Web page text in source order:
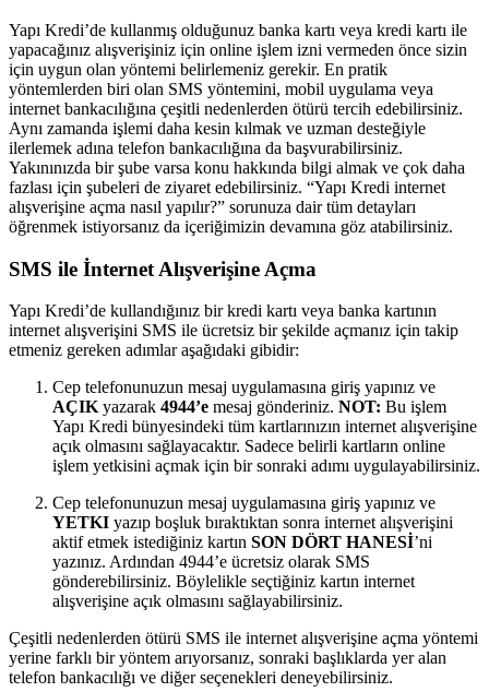
Yapı Kredi’de kullanmış olduğunuz banka kartı veya kredi kartı ile
yapacağınız alışverişiniz için online işlem izni vermeden önce sizin
için uygun olan yöntemi belirlemeniz gerekir. En pratik
yöntemlerden biri olan SMS yöntemini, mobil uygulama veya
internet bankacılığına çeşitli nedenlerden ötürü tercih edebilirsiniz.
Aynı zamanda işlemi daha kesin kılmak ve uzman desteğiyle
ilerlemek adına telefon bankacılığına da başvurabilirsiniz.
Yakınınızda bir şube varsa konu hakkında bilgi almak ve çok daha
fazlası için şubeleri de ziyaret edebilirsiniz. “Yapı Kredi internet
alışverişine açma nasıl yapılır?” sorunuza dair tüm detayları
öğrenmek istiyorsanız da içeriğimizin devamına göz atabilirsiniz.
SMS ile İnternet Alışverişine Açma
Yapı Kredi’de kullandığınız bir kredi kartı veya banka kartının
internet alışverişini SMS ile ücretsiz bir şekilde açmanız için takip
etmeniz gereken adımlar aşağıdaki gibidir:
Cep telefonunuzun mesaj uygulamasına giriş yapınız ve
AÇIK yazarak 4944’e mesaj gönderiniz. NOT: Bu işlem
Yapı Kredi bünyesindeki tüm kartlarınızın internet alışverişine
açık olmasını sağlayacaktır. Sadece belirli kartların online
işlem yetkisini açmak için bir sonraki adımı uygulayabilirsiniz.
Cep telefonunuzun mesaj uygulamasına giriş yapınız ve
YETKI yazıp boşluk bıraktıktan sonra internet alışverişini
aktif etmek istediğiniz kartın SON DÖRT HANESİ’ni
yazınız. Ardından 4944’e ücretsiz olarak SMS
gönderebilirsiniz. Böylelikle seçtiğiniz kartın internet
alışverişine açık olmasını sağlayabilirsiniz.
Çeşitli nedenlerden ötürü SMS ile internet alışverişine açma yöntemi
yerine farklı bir yöntem arıyorsanız, sonraki başlıklarda yer alan
telefon bankacılığı ve diğer seçenekleri deneyebilirsiniz.